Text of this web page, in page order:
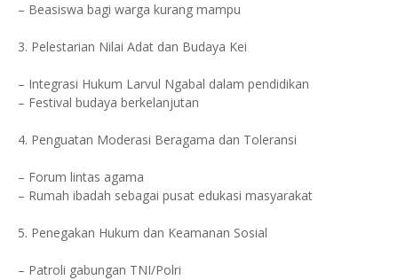
– Beasiswa bagi warga kurang mampu
3. Pelestarian Nilai Adat dan Budaya Kei
– Integrasi Hukum Larvul Ngabal dalam pendidikan
– Festival budaya berkelanjutan
4. Penguatan Moderasi Beragama dan Toleransi
– Forum lintas agama
– Rumah ibadah sebagai pusat edukasi masyarakat
5. Penegakan Hukum dan Keamanan Sosial
– Patroli gabungan TNI/Polri